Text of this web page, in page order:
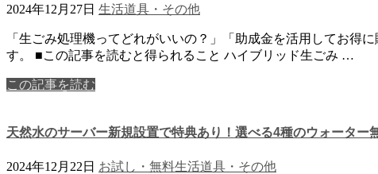
2024年12月27日 生活道具・その他
「生ごみ処理機ってどれがいいの？」「助成金を活用してお得
す。 ■この記事を読むと得られること ハイブリッド生ごみ …
この記事を読む
天然水のサーバー新規設置で特典あり！選べる4種のウォーター
2024年12月22日 お試し・無料生活道具・その他